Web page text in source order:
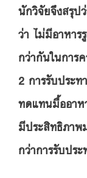
นักวิจัยจึงสรุป
ว่า ไม่มีอาหา
กว่ากันในกา
2 การรับประ
ทดแทนมื้ออาห
มีประสิทธิภาพ
กว่าการรับปร